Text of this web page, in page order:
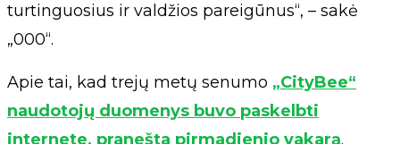
turtinguosius ir valdžios pareigūnus“, – sakė
„000“.
Apie tai, kad trejų metų senumo „CityBee“
naudotojų duomenys buvo paskelbti
internete, pranešta pirmadienio vakarą.